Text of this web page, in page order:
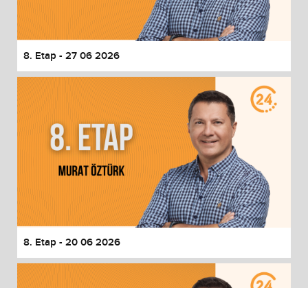
8. Etap - 27 06 2026
8. Etap - 20 06 2026